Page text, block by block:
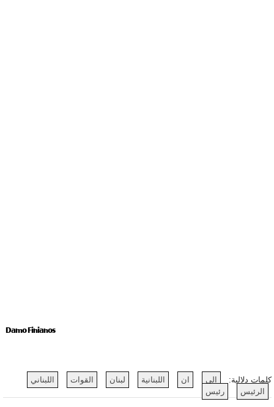
Damo Finianos
كلمات دلالية: الى ان اللبنانية لبنان القوات
اللبناني
الرئيس
رئيس